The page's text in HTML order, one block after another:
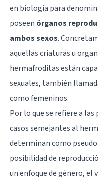
en biología para
poseen órganos
ambos sexos.
aquellas criaturas u
hermafroditas están
sexuales, también
como femeninos.
Por lo que se refiere a
casos semejantes al
determinan como
posibilidad de
un enfoque de género, el